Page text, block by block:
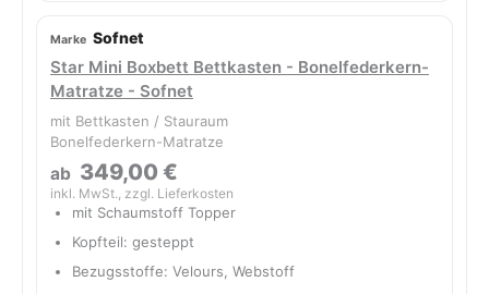
Sofnet
Star Mini Boxbett Bettkasten - Bonelfederkern-
Matratze - Sofnet
mit Bettkasten / Stauraum
Bonelfederkern-Matratze
ab 349,00 €
inkl. MwSt., zzgl. Lieferkosten
mit Schaumstoff Topper
Kopfteil: gesteppt
Bezugsstoffe: Velours, Webstoff